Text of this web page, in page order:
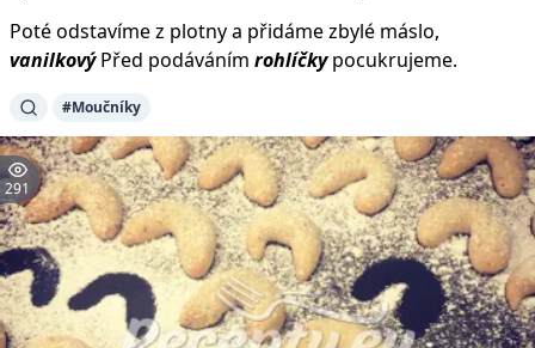
Poté odstavíme z plotny a přidáme zbylé máslo,
vanilkovýPřed podáváním rohlíčkypocukrujeme.
#Moučníky
291